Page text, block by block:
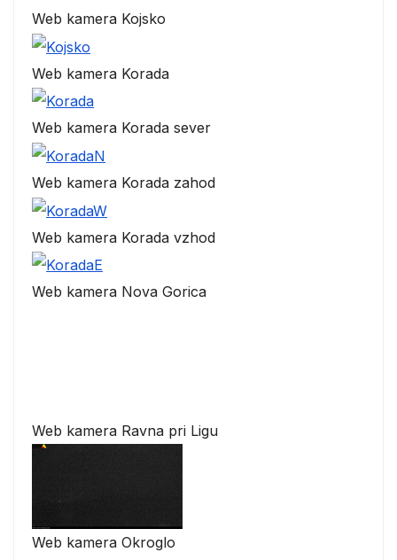
Web kamera Kojsko
Web kamera Korada
Web kamera Korada sever
Web kamera Korada zahod
Web kamera Korada vzhod
Web kamera Nova Gorica
Web kamera Ravna pri Ligu
Web kamera Okroglo